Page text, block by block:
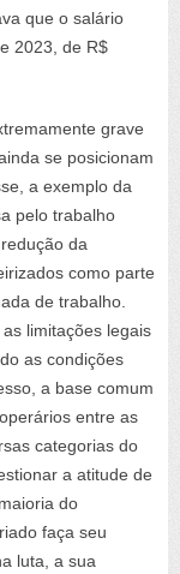
que o salário
2023, de R$
grave
se posicionam
a exemplo da
pelo trabalho
da
como parte
de trabalho.
limitações legais
as condições
a base comum
entre as
categorias do
a atitude de
do
faça seu
luta, a sua